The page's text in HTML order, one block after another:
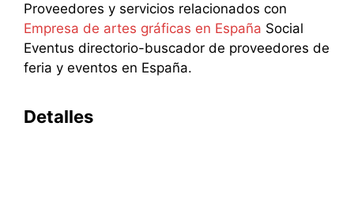
Proveedores y servicios relacionados con
Empresa de artes gráficas en España Social
Eventus directorio-buscador de proveedores de
feria y eventos en España.
Detalles